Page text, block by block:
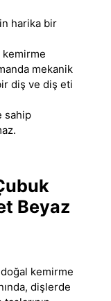
harika bir
kemirme
mekanik
diş ve diş eti
sahip
Beyaz
kemirme
, dişlerde